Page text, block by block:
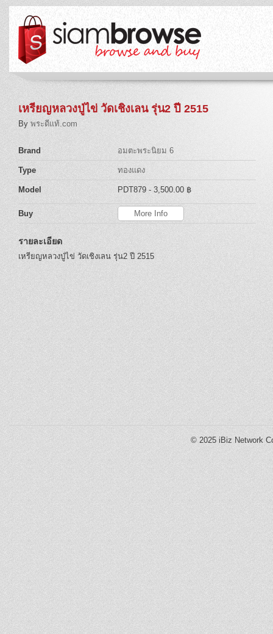
เหรียญหลวงปู่ไข่ วัดเชิงเลน รุ่น2 ปี 2515
By พระดีแท้.com
Brand อมตะพระนิยม 6
Type ทองแดง
Model PDT879 - 3,500.00 ฿
Buy More Info
รายละเอียด
เหรียญหลวงปู่ไข่ วัดเชิงเลน รุ่น2 ปี 2515
© 2025 iBiz Network